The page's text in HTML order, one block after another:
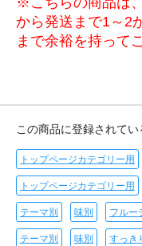
から発送まで1～2
まで余裕を持って
この商品に登録されてい
トップページカテゴリー用
トップページカテゴリー用
テーマ別 味別 フルー
テーマ別 味別 すっき